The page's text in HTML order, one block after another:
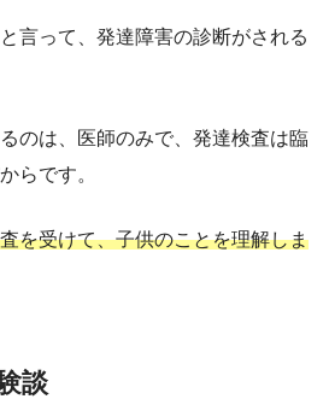
言って、発達障害の診断がされる
のは、医師のみで、発達検査は臨
らです。
を受けて、子供のことを理解しま
談